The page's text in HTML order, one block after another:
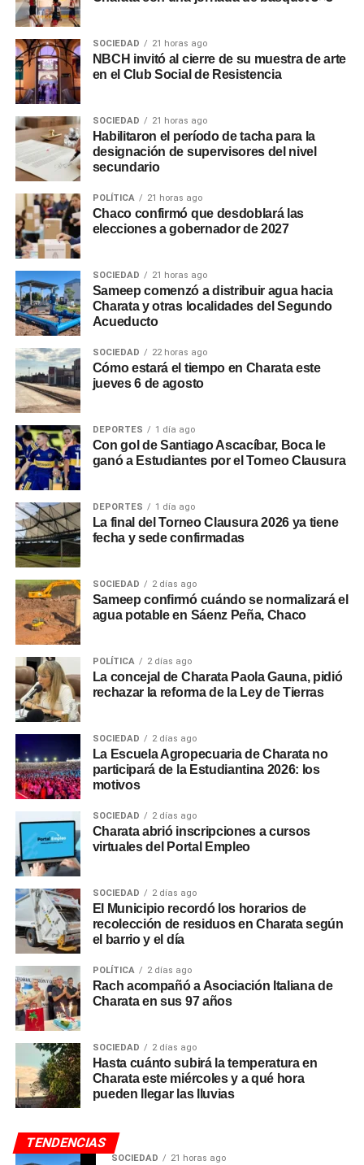
SOCIEDAD 21 horas ago
NBCH invitó al cierre de su muestra de arte
en el Club Social de Resistencia
SOCIEDAD 21 horas ago
Habilitaron el período de tacha para la
designación de supervisores del nivel
secundario
POLÍTICA 21 horas ago
Chaco confirmó que desdoblará las
elecciones a gobernador de 2027
SOCIEDAD 21 horas ago
Sameep comenzó a distribuir agua hacia
Charata y otras localidades del Segundo
Acueducto
SOCIEDAD 22 horas ago
Cómo estará el tiempo en Charata este
jueves 6 de agosto
DEPORTES 1 día ago
Con gol de Santiago Ascacíbar, Boca le
ganó a Estudiantes por el Torneo Clausura
DEPORTES 1 día ago
La final del Torneo Clausura 2026 ya tiene
fecha y sede confirmadas
SOCIEDAD 2 días ago
Sameep confirmó cuándo se normalizará el
agua potable en Sáenz Peña, Chaco
POLÍTICA 2 días ago
La concejal de Charata Paola Gauna, pidió
rechazar la reforma de la Ley de Tierras
SOCIEDAD 2 días ago
La Escuela Agropecuaria de Charata no
participará de la Estudiantina 2026: los
motivos
SOCIEDAD 2 días ago
Charata abrió inscripciones a cursos
virtuales del Portal Empleo
SOCIEDAD 2 días ago
El Municipio recordó los horarios de
recolección de residuos en Charata según
el barrio y el día
POLÍTICA 2 días ago
Rach acompañó a Asociación Italiana de
Charata en sus 97 años
SOCIEDAD 2 días ago
Hasta cuánto subirá la temperatura en
Charata este miércoles y a qué hora
pueden llegar las lluvias
TENDENCIAS
SOCIEDAD 21 horas ago